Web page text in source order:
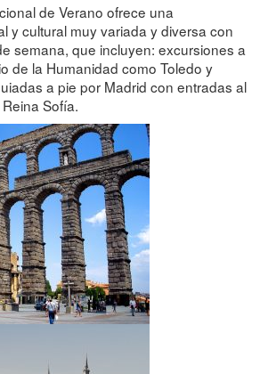
de Verano ofrece una
y cultural muy variada y diversa con
semana, que incluyen: excursiones a
de la Humanidad como Toledo y
a pie por Madrid con entradas al
Sofía.